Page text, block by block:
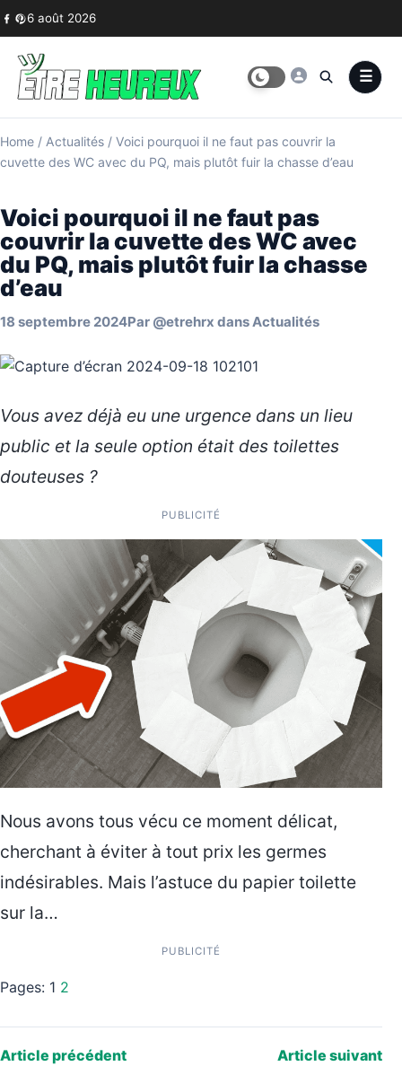
Skip to content
6 août 2026
Home / Actualités / Voici pourquoi il ne faut pas couvrir la
cuvette des WC avec du PQ, mais plutôt fuir la chasse d’eau
Voici pourquoi il ne faut pas
couvrir la cuvette des WC avec
du PQ, mais plutôt fuir la chasse
d’eau
18 septembre 2024Par @etrehrx dansActualités
Vous avez déjà eu une urgence dans un lieu
public et la seule option était des toilettes
douteuses ?
PUBLICITÉ
Nous avons tous vécu ce moment délicat,
cherchant à éviter à tout prix les germes
indésirables. Mais l’astuce du papier toilette
sur la…
PUBLICITÉ
Pages: 1 2
Article précédent Article suivant